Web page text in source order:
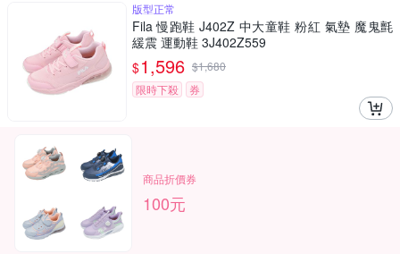
版型正常
Fila 慢跑鞋 J402Z 中大童鞋 粉紅 氣墊 魔鬼氈
緩震 運動鞋 3J402Z559
$1,596 $1,680
限時下殺
券
商品折價券
100元